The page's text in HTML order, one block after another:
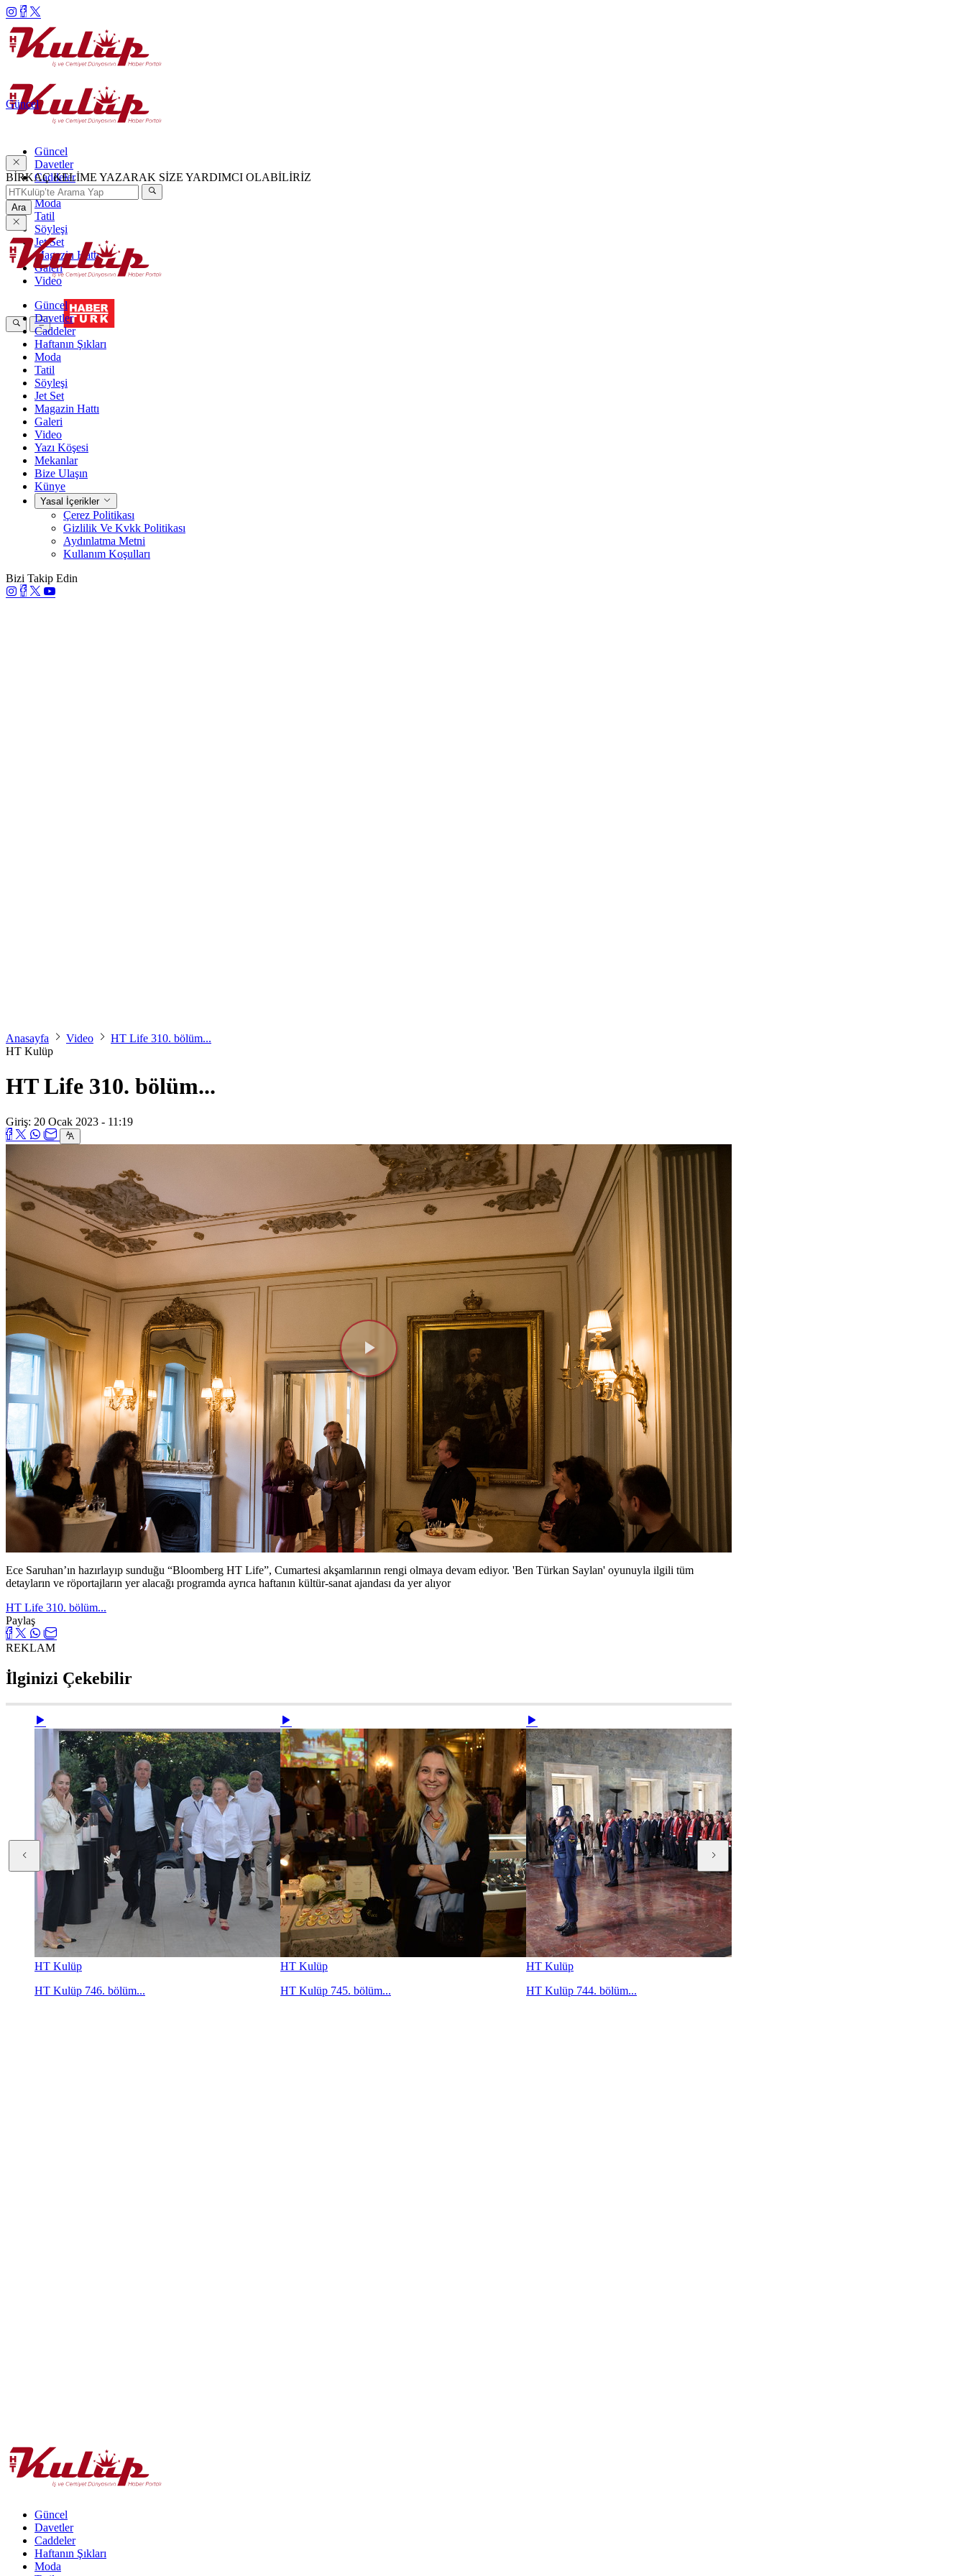
Güncel
Davetler
Caddeler
Haftanın Şıkları
Moda
Tatil
Söyleşi
Jet Set
Magazin Hattı
Galeri
Video
Güncel
BİRKAÇ KELİME YAZARAK SİZE YARDIMCI OLABİLİRİZ
Ara
Güncel
Davetler
Caddeler
Haftanın Şıkları
Moda
Tatil
Söyleşi
Jet Set
Magazin Hattı
Galeri
Video
Yazı Köşesi
Mekanlar
Bize Ulaşın
Künye
Yasal İçerikler
Çerez Politikası
Gizlilik Ve Kvkk Politikası
Aydınlatma Metni
Kullanım Koşulları
Bizi Takip Edin
Anasayfa Video
HT Life 310. bölüm...
HT Kulüp
HT Life 310. bölüm...
Giriş: 20 Ocak 2023 - 11:19
Videoyu
Oynat
Ece Saruhan’ın hazırlayıp sunduğu “Bloomberg HT Life”, Cumartesi akşamlarının rengi olmaya devam ediyor. 'Ben Türkan Saylan' oyunuyla ilgili tüm
detayların ve röportajların yer alacağı programda ayrıca haftanın kültür-sanat ajandası da yer alıyor
HT Life 310. bölüm...
Paylaş
REKLAM
İlginizi Çekebilir
HT Kulüp
HT Kulüp 746. bölüm...
HT Kulüp
HT Kulüp 745. bölüm...
HT Kulüp
HT Kulüp 744. bölüm...
Güncel
Davetler
Caddeler
Haftanın Şıkları
Moda